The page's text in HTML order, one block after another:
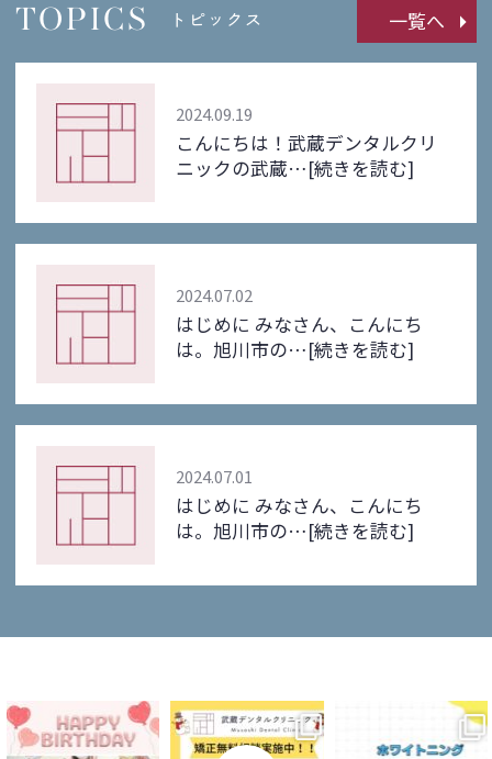
TOPICS トピックス 一覧へ
2024.09.19
こんにちは！武蔵デンタルクリ
ニックの武蔵…[続きを読む]
2024.07.02
はじめに みなさん、こんにち
は。旭川市の…[続きを読む]
2024.07.01
はじめに みなさん、こんにち
は。旭川市の…[続きを読む]